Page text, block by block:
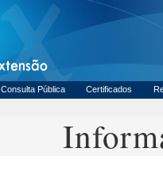
Consulta Pública Certificados